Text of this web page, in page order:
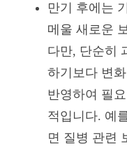
만기 후에는
메울 새로운
다만, 단순히
하기보다 변
반영하여 필
적입니다. 예
면 질병 관련